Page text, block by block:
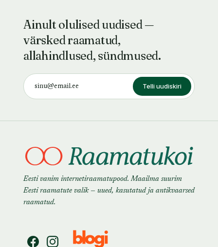
Ainult olulised uudised —
värsked raamatud,
allahindlused, sündmused.
Telli uudiskiri
Eesti vanim internetiraamatupood. Maailma suurim
Eesti raamatute valik — uued, kasutatud ja antikvaarsed
raamatud.